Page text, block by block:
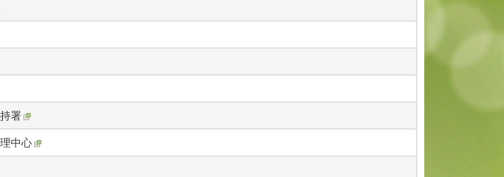
署
中心